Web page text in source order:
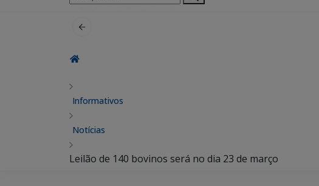
por:
Informativos
Notícias
Leilão de 140 bovinos será no dia 23 de março